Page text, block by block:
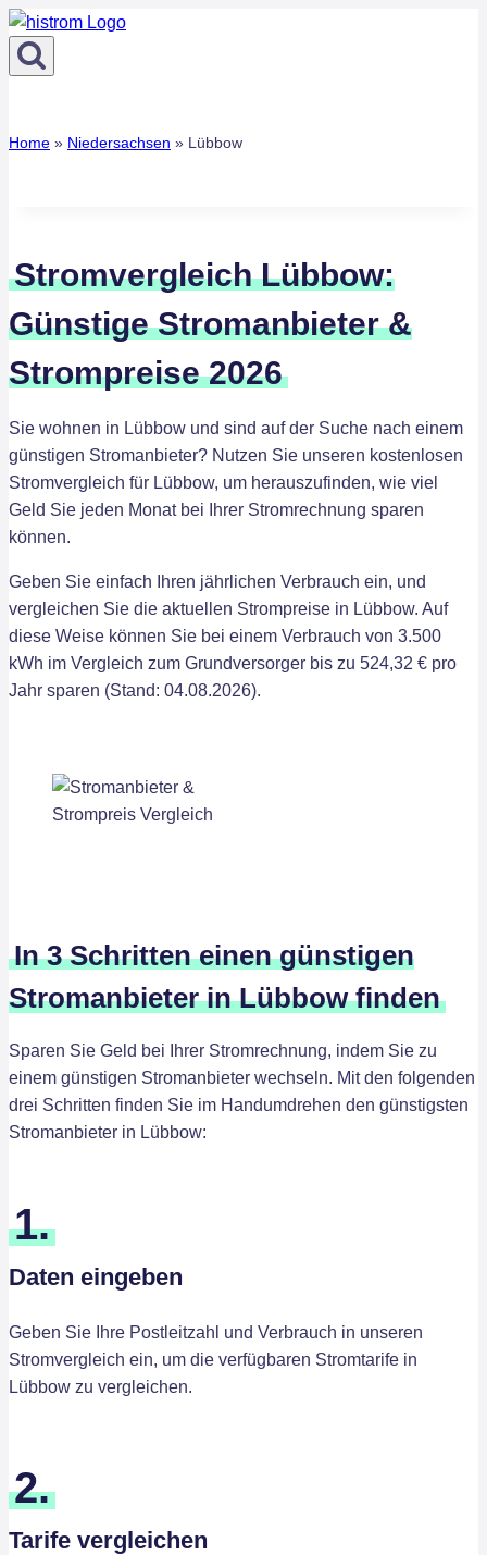
Zum
Inhalt
springen
Home » Niedersachsen » Lübbow
Stromvergleich Lübbow:
Günstige Stromanbieter &
Strompreise 2026
Sie wohnen in Lübbow und sind auf der Suche nach einem
günstigen Stromanbieter? Nutzen Sie unseren kostenlosen
Stromvergleich für Lübbow, um herauszufinden, wie viel
Geld Sie jeden Monat bei Ihrer Stromrechnung sparen
können.
Geben Sie einfach Ihren jährlichen Verbrauch ein, und
vergleichen Sie die aktuellen Strompreise in Lübbow. Auf
diese Weise können Sie bei einem Verbrauch von 3.500
kWh im Vergleich zum Grundversorger bis zu 524,32 € pro
Jahr sparen (Stand: 04.08.2026).
In 3 Schritten einen günstigen
Stromanbieter in Lübbow finden
Sparen Sie Geld bei Ihrer Stromrechnung, indem Sie zu
einem günstigen Stromanbieter wechseln. Mit den folgenden
drei Schritten finden Sie im Handumdrehen den günstigsten
Stromanbieter in Lübbow:
1.
Daten eingeben
Geben Sie Ihre Postleitzahl und Verbrauch in unseren
Stromvergleich ein, um die verfügbaren Stromtarife in
Lübbow zu vergleichen.
2.
Tarife vergleichen